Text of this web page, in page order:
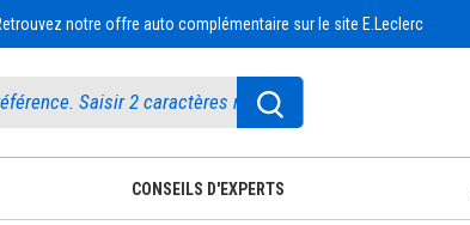
notre offre auto complémentaire sur le site E.Leclerc
CONSEILS D'EXPERTS